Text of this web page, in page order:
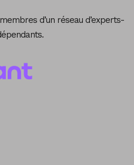
d’un réseau d’experts-